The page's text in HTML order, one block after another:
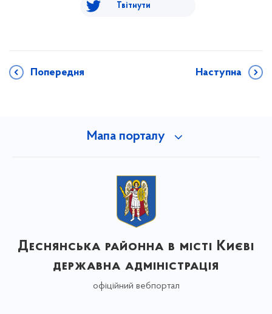
Твітнути
Попередня Наступна
Мапа порталу
Деснянська районна в місті Києві
державна адміністрація
офіційний вебпортал